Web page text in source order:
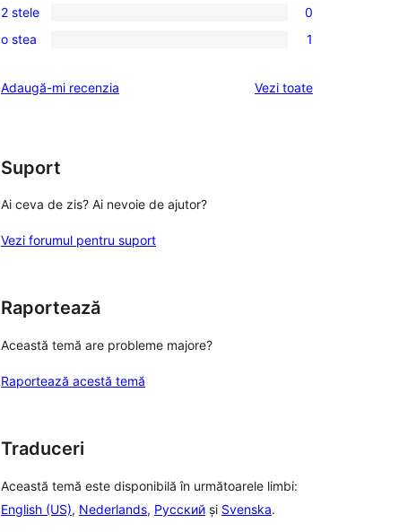
recenzii
(stele)
–
recenzii
3
–
(stele)
0
2
recenzii
2 stele 0
1
–
o stea 1
Adaugă-mi recenzia Vezi toaterecenziile
Suport
Ai ceva de zis? Ai nevoie de ajutor?
Vezi forumul pentru suport
Raportează
Această temă are probleme majore?
Raportează acestă temă
Traduceri
Această temă este disponibilă în următoarele limbi:
English (US), Nederlands, Русский și Svenska.